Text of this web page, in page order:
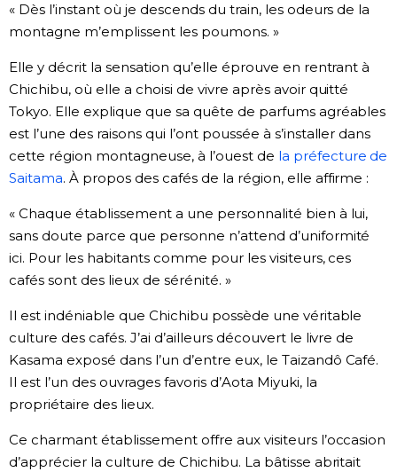
« Dès l’instant où je descends du train, les odeurs de la
montagne m’emplissent les poumons. »
Elle y décrit la sensation qu’elle éprouve en rentrant à
Chichibu, où elle a choisi de vivre après avoir quitté
Tokyo. Elle explique que sa quête de parfums agréables
est l’une des raisons qui l’ont poussée à s’installer dans
cette région montagneuse, à l’ouest de la préfecture de
Saitama. À propos des cafés de la région, elle affirme :
« Chaque établissement a une personnalité bien à lui,
sans doute parce que personne n’attend d’uniformité
ici. Pour les habitants comme pour les visiteurs, ces
cafés sont des lieux de sérénité. »
Il est indéniable que Chichibu possède une véritable
culture des cafés. J’ai d’ailleurs découvert le livre de
Kasama exposé dans l’un d’entre eux, le Taizandô Café.
Il est l’un des ouvrages favoris d’Aota Miyuki, la
propriétaire des lieux.
Ce charmant établissement offre aux visiteurs l’occasion
d’apprécier la culture de Chichibu. La bâtisse abritait